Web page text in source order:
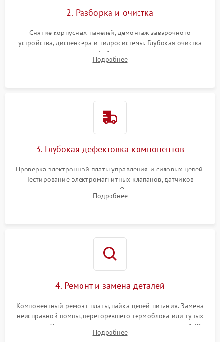
2. Разборка и очистка
Снятие корпусных панелей, демонтаж заварочного
устройства, диспенсера и гидросистемы. Глубокая очистка
внутренних узлов от кофейных масел, жмыха и накипи.
Промывка дренажных каналов и фильтров с использованием
Подробнее
3. Глубокая дефектовка компонентов
Проверка электронной платы управления и силовых цепей.
Тестирование электромагнитных клапанов, датчиков
температуры и расходомера. Оценка степени износа
жерновов кофемолки, уплотнительных колец гидросистемы
Подробнее
4. Ремонт и замена деталей
Компонентный ремонт платы, пайка цепей питания. Замена
неисправной помпы, перегоревшего термоблока или тупых
жерновов. Установка новых силиконовых уплотнителей (O-
ring) и тефлоновых трубок для надежного устранения
Подробнее